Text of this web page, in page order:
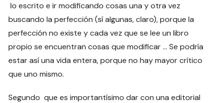
lo escrito e ir modificando cosas una y otra vez
buscando la perfección (sí algunas, claro), porque la
perfección no existe y cada vez que se lee un libro
propio se encuentran cosas que modificar … Se podría
estar así una vida entera, porque no hay mayor crítico
que uno mismo.
Segundo que es importantísimo dar con una editorial